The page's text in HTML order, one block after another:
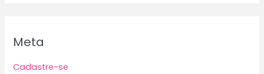
Meta
Cadastre-se